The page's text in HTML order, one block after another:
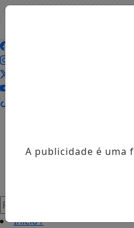
Pesquisar Notícia
Início/
A publicidade é uma